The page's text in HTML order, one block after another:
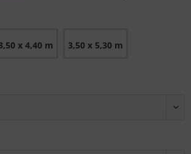
x 4,40 m 3,50 x 5,30 m